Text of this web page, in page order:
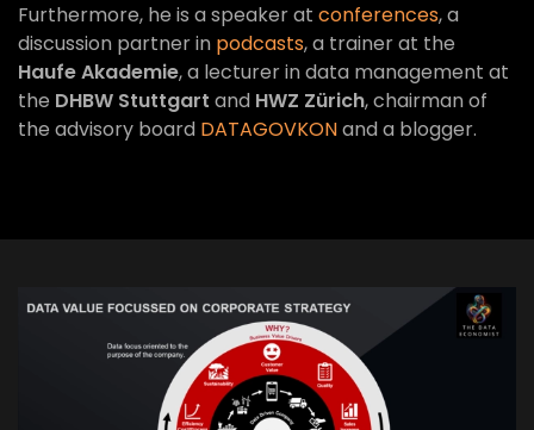
Furthermore, he is a speaker at conferences, a
discussion partner in podcasts, a trainer at the
Haufe Akademie, a lecturer in data management at
the DHBW Stuttgart and HWZ Zürich, chairman of
the advisory board DATAGOVKONand a blogger.